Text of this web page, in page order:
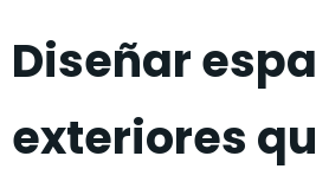
Diseñar
exteriores